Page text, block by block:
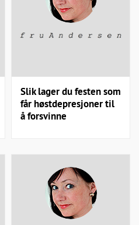
Slik lager du festen som
får høstdepresjoner til
å forsvinne